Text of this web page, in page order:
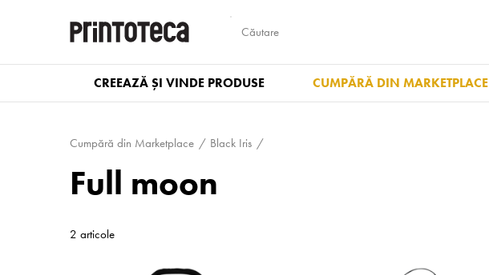
CREEAZĂ ȘI VINDE PRODUSE CUMPĂRĂ DIN MARKETPLACE
Cumpără din Marketplace Black Iris
Full moon
2 articole